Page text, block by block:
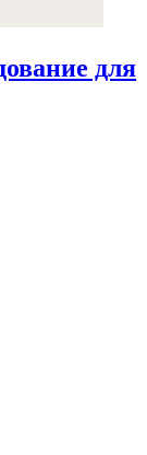
для